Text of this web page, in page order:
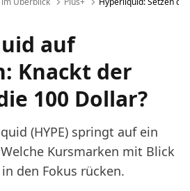
auf
Knackt der
100 Dollar?
(HYPE) springt auf ein
Kursmarken mit Blick
den Fokus rücken.